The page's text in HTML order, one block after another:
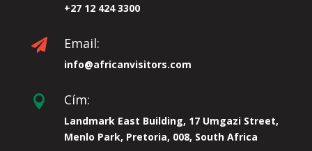
+27 12 424 3300
 Email:
info@africanvisitors.com
 Cím:
Landmark East Building, 17 Umgazi Street,
Menlo Park, Pretoria, 008, South Africa